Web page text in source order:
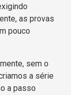
as provas
pouco
sem o
a série
a passo